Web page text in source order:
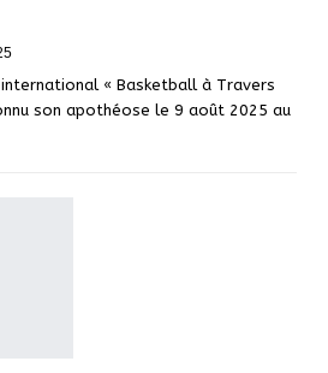
« Basketball à Travers
son apothéose le 9 août 2025 au